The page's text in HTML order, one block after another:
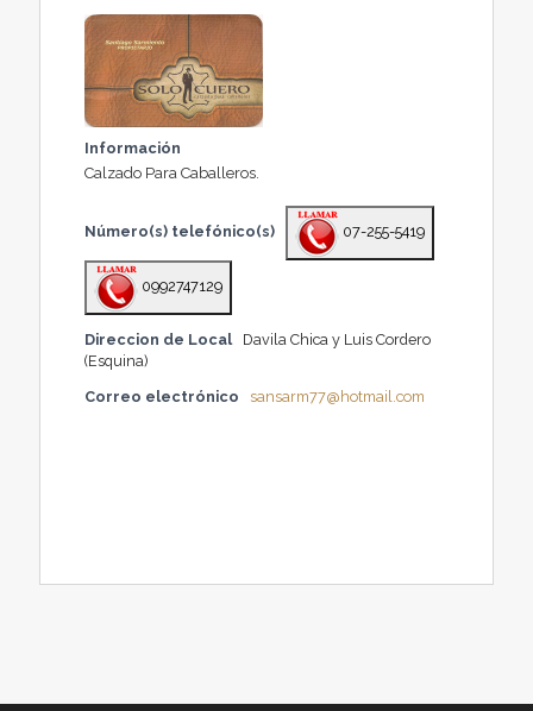
Información
Calzado Para Caballeros.
Número(s) telefónico(s) 07-255-5419
0992747129
Direccion de Local
Davila Chica y Luis Cordero
(Esquina)
Correo electrónico
sansarm77@hotmail.com